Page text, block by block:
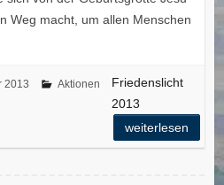
Weg macht, um allen Menschen
2013 Aktionen
Friedenslicht
2013
weiterlesen